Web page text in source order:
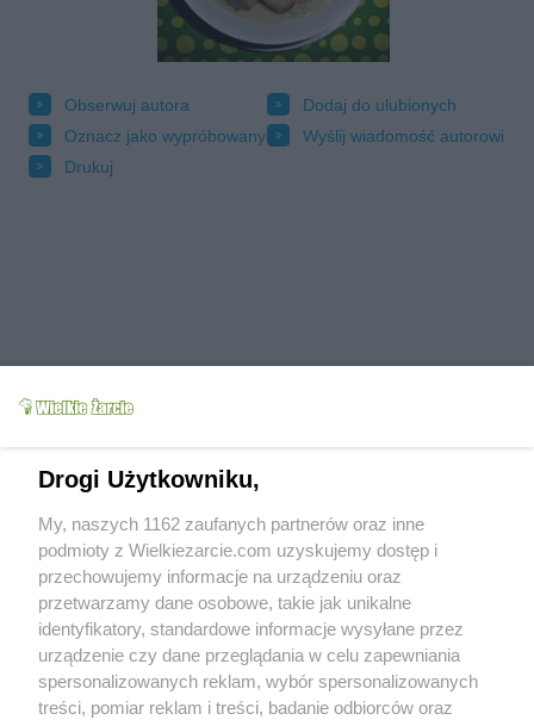
Obserwuj autora
Dodaj do ulubionych
Oznacz jako wypróbowany
Wyślij wiadomość autorowi
Drukuj
Grupy: Mięso Wieprzowina
Potrawy z pieczarek
Tagi:
mięso mielone
pulpety z pieczarkami
sos śmietanowy
więcej tagów
Zobacz wszystkie komentarze (
Wkn (2013-11-08 12:15)
Bardzo lubię takie proste domowe danka :)
natalka1 (2013-11-08 12:52)
Drogi Użytkowniku,
My, naszych 1162 zaufanych partnerów oraz inne
podmioty z Wielkiezarcie.com uzyskujemy dostęp i
przechowujemy informacje na urządzeniu oraz
przetwarzamy dane osobowe, takie jak unikalne
identyfikatory, standardowe informacje wysyłane przez
urządzenie czy dane przeglądania w celu zapewniania
spersonalizowanych reklam, wybór spersonalizowanych
treści, pomiar reklam i treści, badanie odbiorców oraz